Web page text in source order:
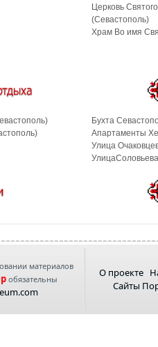
Церковь
(Севастополь)
Храм Во имя
Бухта
Апартаменты
Улица
материалов
обязательны
О проекте
Сайты